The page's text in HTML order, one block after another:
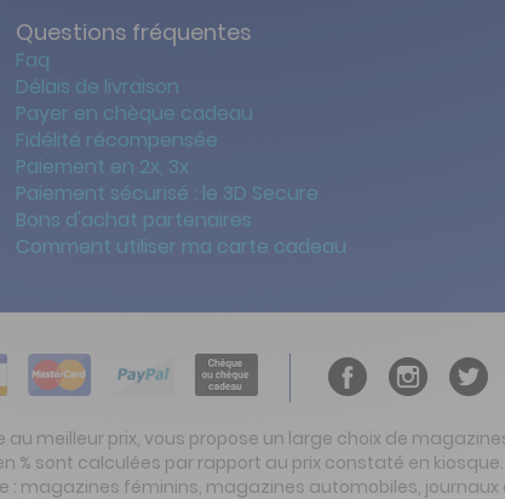
Questions fréquentes
Faq
Délais de livraison
Payer en chèque cadeau
Fidélité récompensée
Paiement en 2x, 3x
Paiement sécurisé : le 3D Secure
Bons d'achat partenaires
Comment utiliser ma carte cadeau
meilleur prix, vous propose un large choix de
% sont calculées par rapport au prix constaté en
: magazines féminins, magazines automobiles,